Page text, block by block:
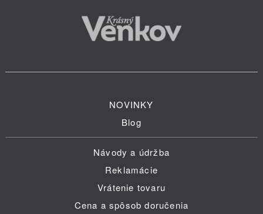
NOVINKY
Blog
Návody a údržba
Reklamácie
Vrátenie tovaru
Cena a spôsob doručenia